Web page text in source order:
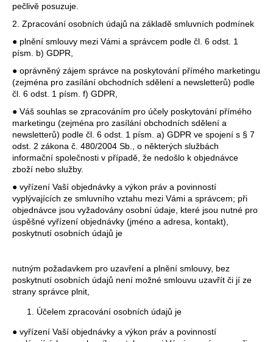
pečlivě posuzuje.
2. Zpracování osobních údajů na základě smluvních podmínek
● plnění smlouvy mezi Vámi a správcem podle čl. 6 odst. 1
písm. b) GDPR,
● oprávněný zájem správce na poskytování přímého marketingu
(zejména pro zasílání obchodních sdělení a newsletterů) podle
čl. 6 odst. 1 písm. f) GDPR,
● Váš souhlas se zpracováním pro účely poskytování přímého
marketingu (zejména pro zasílání obchodních sdělení a
newsletterů) podle čl. 6 odst. 1 písm. a) GDPR ve spojení s § 7
odst. 2 zákona č. 480/2004 Sb., o některých službách
informační společnosti v případě, že nedošlo k objednávce
zboží nebo služby.
● vyřízení Vaší objednávky a výkon práv a povinností
vyplývajících ze smluvního vztahu mezi Vámi a správcem; při
objednávce jsou vyžadovány osobní údaje, které jsou nutné pro
úspěšné vyřízení objednávky (jméno a adresa, kontakt),
poskytnutí osobních údajů je
nutným požadavkem pro uzavření a plnění smlouvy, bez
poskytnutí osobních údajů není možné smlouvu uzavřít či jí ze
strany správce plnit,
Účelem zpracování osobních údajů je
● vyřízení Vaší objednávky a výkon práv a povinností
D
o
p
o
r
u
č
u
j
e
m
e
dřevěná
kazeta
bordeaux
aoc
2 vína
699
Kč